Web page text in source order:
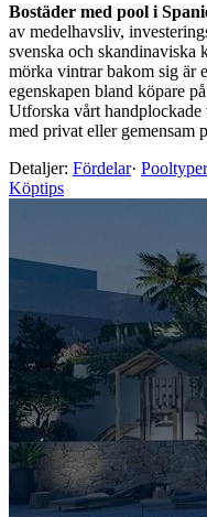
Bostäder med pool i
av medelhavsliv,
svenska och skandinaviska
mörka vintrar bakom sig är
egenskapen bland köpare
Utforska vårt
med privat eller gemensam
Detaljer: Fördelar· Pooltyper
Köptips